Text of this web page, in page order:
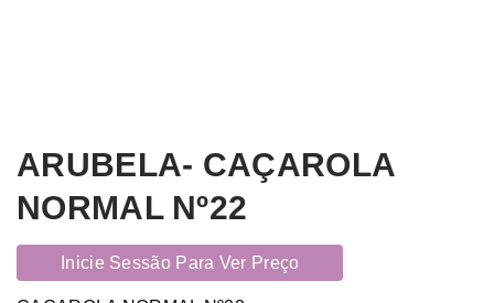
ARUBELA- CAÇAROLA
NORMAL Nº22
Inicie Sessão Para Ver Preço